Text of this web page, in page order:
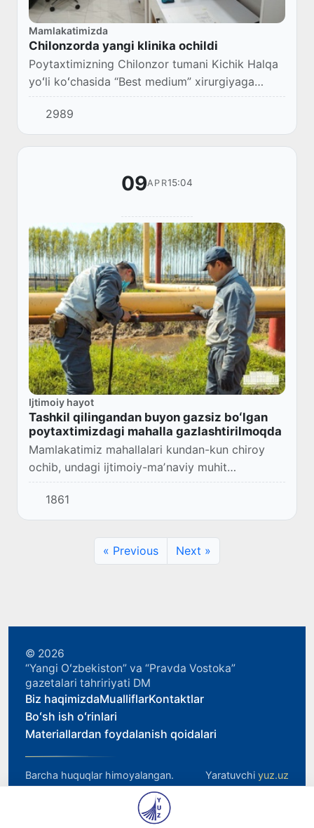
Mamlakatimizda
Chilonzorda yangi klinika ochildi
Poytaxtimizning Chilonzor tumani Kichik Halqa
yoʻli koʻchasida “Best medium” xirurgiyaga
ixtisoslashtirilgan koʻp tarmoqli klinika ochildi.
2989
09APR15:04
Ijtimoiy hayot
Tashkil qilingandan buyon gazsiz boʻlgan
poytaxtimizdagi mahalla gazlashtirilmoqda
Mamlakatimiz mahallalari kundan-kun chiroy
ochib, undagi ijtimoiy-maʼnaviy muhit
barqarorligi va osoyishtaligi
taʼminlanmoqda.Aholini tadbirkorlikka keng jalb
qilish, “Temir daftar...
1861
« Previous Next »
© 2026
“Yangi Oʻzbekiston” va “Pravda Vostoka”
gazetalari tahririyati DM
Biz haqimizdaMualliflarKontaktlar
Boʻsh ish oʻrinlari
Materiallardan foydalanish qoidalari
Barcha huquqlar himoyalangan. Yaratuvchi yuz.uz